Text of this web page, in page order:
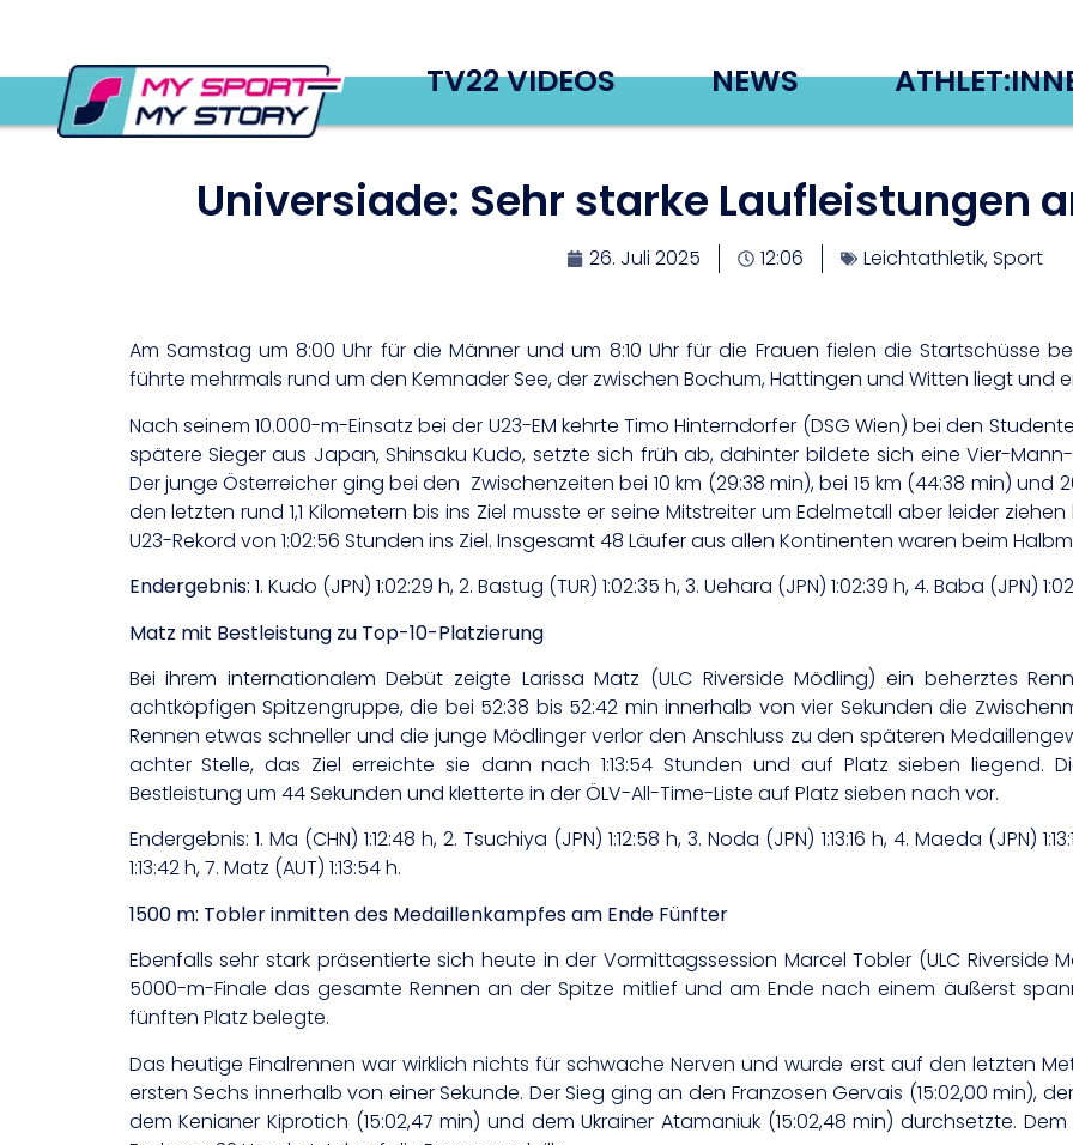
TV22 VIDEOS NEWS
Universiade: Sehr starke Laufleistungen
26. Juli 2025 12:06 Leichtathletik,Sport
Am Samstag um 8:00 Uhr für die Männer und um 8:10 Uhr für die Frauen fielen die Startschüsse
führte mehrmals rund um den Kemnader See, der zwischen Bochum, Hattingen und Witten liegt und
Nach seinem 10.000-m-Einsatz bei der U23-EM kehrte Timo Hinterndorfer (DSG Wien) bei den
spätere Sieger aus Japan, Shinsaku Kudo, setzte sich früh ab, dahinter bildete sich eine Vier-
Der junge Österreicher ging bei den Zwischenzeiten bei 10 km (29:38 min), bei 15 km (44:38 min) und
den letzten rund 1,1 Kilometern bis ins Ziel musste er seine Mitstreiter um Edelmetall aber leider
U23-Rekord von 1:02:56 Stunden ins Ziel. Insgesamt 48 Läufer aus allen Kontinenten waren beim
Endergebnis: 1. Kudo (JPN) 1:02:29 h, 2. Bastug (TUR) 1:02:35 h, 3. Uehara (JPN) 1:02:39 h, 4. Baba (JPN)
Matz mit Bestleistung zu Top-10-Platzierung
Bei ihrem internationalem Debüt zeigte Larissa Matz (ULC Riverside Mödling) ein beherztes
achtköpfigen Spitzengruppe, die bei 52:38 bis 52:42 min innerhalb von vier Sekunden die
Rennen etwas schneller und die junge Mödlinger verlor den Anschluss zu den späteren
achter Stelle, das Ziel erreichte sie dann nach 1:13:54 Stunden und auf Platz sieben liegend.
Bestleistung um 44 Sekunden und kletterte in der ÖLV-All-Time-Liste auf Platz sieben nach vor.
Endergebnis: 1. Ma (CHN) 1:12:48 h, 2. Tsuchiya (JPN) 1:12:58 h, 3. Noda (JPN) 1:13:16 h, 4. Maeda (JPN)
1:13:42 h, 7. Matz (AUT) 1:13:54 h.
1500 m: Tobler inmitten des Medaillenkampfes am Ende Fünfter
Ebenfalls sehr stark präsentierte sich heute in der Vormittagssession Marcel Tobler (ULC Riverside
5000-m-Finale das gesamte Rennen an der Spitze mitlief und am Ende nach einem äußerst
fünften Platz belegte.
Das heutige Finalrennen war wirklich nichts für schwache Nerven und wurde erst auf den letzten
ersten Sechs innerhalb von einer Sekunde. Der Sieg ging an den Franzosen Gervais (15:02,00 min),
dem Kenianer Kiprotich (15:02,47 min) und dem Ukrainer Atamaniuk (15:02,48 min) durchsetzte.